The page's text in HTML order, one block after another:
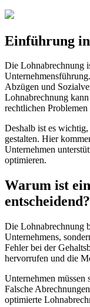
Einführung
Die Lohnabrechnung
Abzügen und
Lohnabrechnung
rechtlichen Problemen
Deshalb ist es
gestalten. Hier
Unternehmen
optimieren.
Warum ist
entscheidend?
Die Lohnabrechnung
Unternehmens,
Fehler bei der
hervorrufen und die
Unternehmen müssen
Falsche
optimierte